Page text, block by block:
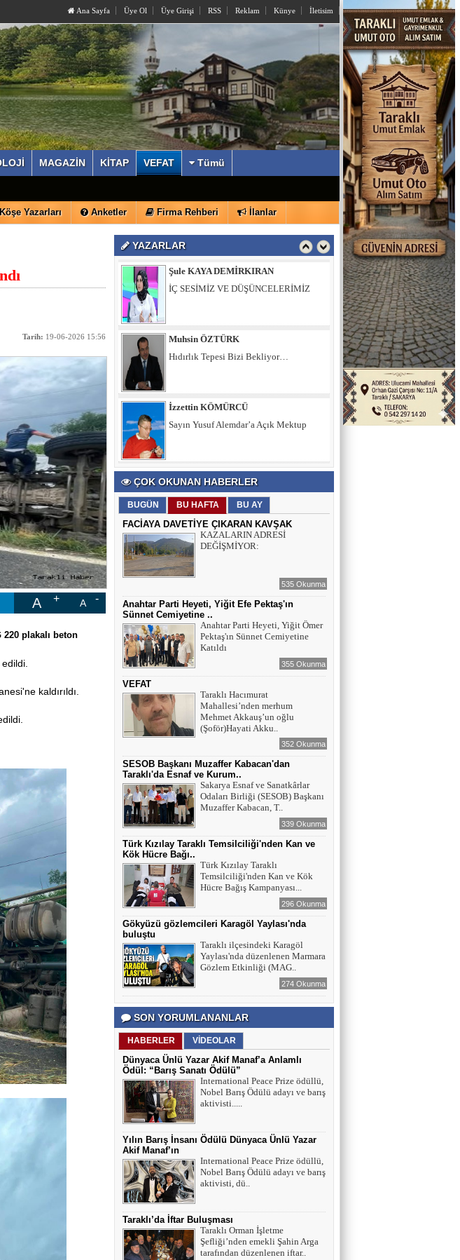
Ana Sayfa Üye Ol Üye Girişi RSS Reklam Künye İletisim
MAGAZİN KİTAP VEFAT Tümü
Yapılacak
Köşe Yazarları Anketler Firma Rehberi İlanlar
Tarih: 19-06-2026 15:56
A A
plakalı beton
kaldırıldı.
YAZARLAR
İzzettin KÖMÜRCÜ
Sayın Yusuf Alemdar’a Açık Mektup
Şule KAYA DEMİRKIRAN
İÇ SESİMİZ VE DÜŞÜNCELERİMİZ
Muhsin ÖZTÜRK
Hıdırlık Tepesi Bizi Bekliyor…
İzzettin KÖMÜRCÜ
Sayın Yusuf Alemdar’a Açık Mektup
Şule KAYA DEMİRKIRAN
İÇ SESİMİZ VE DÜŞÜNCELERİMİZ
Hıdırlık Tepesi Bizi Bekliyor…
ÇOK OKUNAN HABERLER
BUGÜN BU HAFTA BU AY
FACİAYA DAVETİYE ÇIKARAN KAVŞAK
KAZALARIN ADRESİ
DEĞİŞMİYOR:
535 Okunma
Anahtar Parti Heyeti, Yiğit Efe Pektaş'ın
Sünnet Cemiyetine ..
Anahtar Parti Heyeti, Yiğit Ömer
Pektaş'ın Sünnet Cemiyetine
Katıldı
355 Okunma
VEFAT
Taraklı Hacımurat
Mahallesi’nden merhum
Mehmet Akkauş’un oğlu
(Şoför)Hayati Akku..
352 Okunma
SESOB Başkanı Muzaffer Kabacan'dan
Taraklı'da Esnaf ve Kurum..
Sakarya Esnaf ve Sanatkârlar
Odaları Birliği (SESOB) Başkanı
Muzaffer Kabacan, T..
339 Okunma
Türk Kızılay Taraklı Temsilciliği'nden Kan ve
Kök Hücre Bağı..
Türk Kızılay Taraklı
Temsilciliği'nden Kan ve Kök
Hücre Bağış Kampanyası...
296 Okunma
Gökyüzü gözlemcileri Karagöl Yaylası'nda
buluştu
Taraklı ilçesindeki Karagöl
Yaylası'nda düzenlenen Marmara
Gözlem Etkinliği (MAG..
274 Okunma
SON YORUMLANANLAR
HABERLER VİDEOLAR
Dünyaca Ünlü Yazar Akif Manaf’a Anlamlı
Ödül: “Barış Sanatı Ödülü”
International Peace Prize ödüllü,
Nobel Barış Ödülü adayı ve barış
aktivisti.....
Yılın Barış İnsanı Ödülü Dünyaca Ünlü Yazar
Akif Manaf’ın
International Peace Prize ödüllü,
Nobel Barış Ödülü adayı ve barış
aktivisti, dü..
Taraklı’da İftar Buluşması
Taraklı Orman İşletme
Şefliği’nden emekli Şahin Arga
tarafından düzenlenen iftar..